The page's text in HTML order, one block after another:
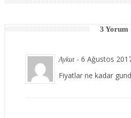
3 Yorum
Aykut- 6 Ağustos
Fiyatlar ne kadar